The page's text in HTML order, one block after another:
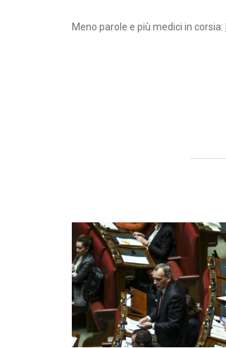
Meno parole e più medici in corsia: